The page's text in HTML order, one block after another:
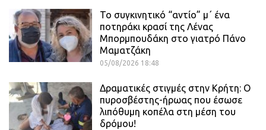
Το συγκινητικό “αντίο” μ΄ ένα
ποτηράκι κρασί της Λένας
Μπορμπουδάκη στο γιατρό Πάνο
Μαματζάκη
05/08/2026 18:48
Δραματικές στιγμές στην Κρήτη: Ο
πυροσβέστης-ήρωας που έσωσε
λιπόθυμη κοπέλα στη μέση του
δρόμου!